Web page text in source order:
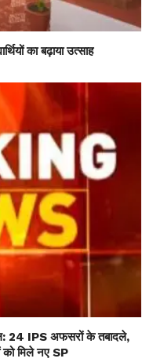
का बढ़ाया उत्साह
24 IPS अफसरों के तबादले,
को मिले नए SP